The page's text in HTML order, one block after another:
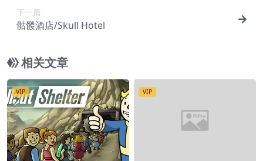
下一篇
骷髅酒店/Skull Hotel
相关文章
VIP VIP